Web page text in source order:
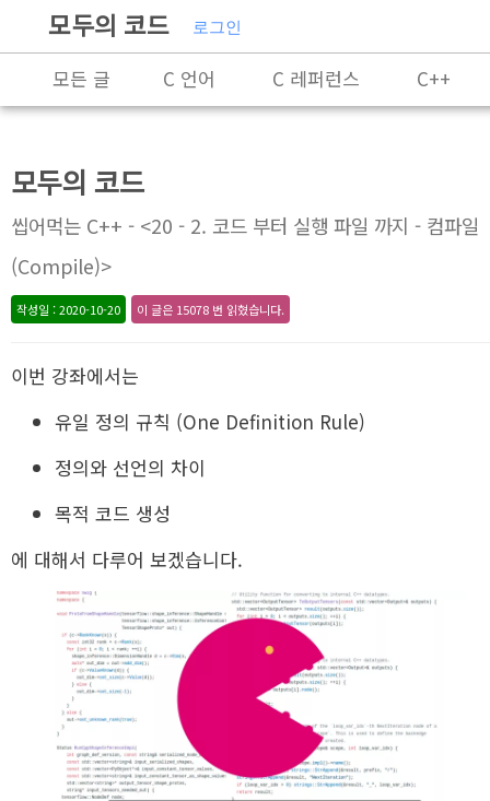
모두의 코드 로그인
모든 글 C 언어 C 레퍼런스
C++
X86-64 명령어 레퍼런스
자료 구조
잡담 프로그래밍
모두의 코드
씹어먹는 C++ - <20 - 2. 코드 부터 실행 파일 까지 - 컴파일
(Compile)>
작성일 : 2020-10-20 이 글은 15078 번 읽혔습니다.
이번 강좌에서는
유일 정의 규칙 (One Definition Rule)
정의와 선언의 차이
목적 코드 생성
에 대해서 다루어 보겠습니다.